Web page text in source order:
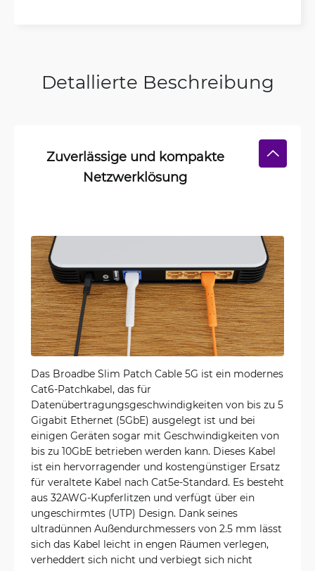
Detallierte Beschreibung
Zuverlässige und kompakte
Netzwerklösung
Das Broadbe Slim Patch Cable 5G ist ein modernes
Cat6-Patchkabel, das für
Datenübertragungsgeschwindigkeiten von bis zu 5
Gigabit Ethernet (5GbE) ausgelegt ist und bei
einigen Geräten sogar mit Geschwindigkeiten von
bis zu 10GbE betrieben werden kann. Dieses Kabel
ist ein hervorragender und kostengünstiger Ersatz
für veraltete Kabel nach Cat5e-Standard. Es besteht
aus 32AWG-Kupferlitzen und verfügt über ein
ungeschirmtes (UTP) Design. Dank seines
ultradünnen Außendurchmessers von 2.5 mm lässt
sich das Kabel leicht in engen Räumen verlegen,
verheddert sich nicht und verbiegt sich nicht